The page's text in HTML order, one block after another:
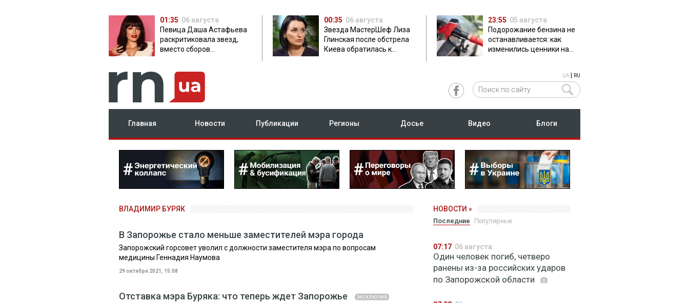
01:35 06 августа
Певица Даша Астафьева
раскритиковала звезд,
вместо сборов
00:35 06 августа
Звезда МастерШеф Лиза
Глинская после обстрела
Киева обратилась к
23:55 05 августа
Подорожание бензина не
останавливается: как
изменились ценники на
UA RU
Главная Новости Публикации Регионы Досье Видео Блоги
ВЛАДИМИР БУРЯК
В Запорожье стало меньше заместителей мэра города
Запорожский горсовет уволил с должности заместителя мэра по вопросам
медицины Геннадия Наумова
29 октября 2021, 15:08
Отставка мэра Буряка: что теперь ждет Запорожье
НОВОСТИ »
Последние Популярные
07:17 06 августа
Один человек погиб, четверо
ранены из-за российских ударов
по Запорожской области